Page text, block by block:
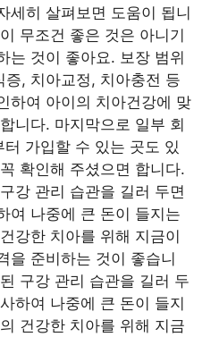
세히 살펴보면 도움이 됩니
무조건 좋은 것은 아니기
는 것이 좋아요. 보장 범위
증, 치아교정, 치아충전 등
하여 아이의 치아건강에 맞
니다. 마지막으로 일부 회
가입할 수 있는 곳도 있
확인해 주셨으면 합니다.
강 관리 습관을 길러 두면
여 나중에 큰 돈이 들지는
강한 치아를 위해 지금이
을 준비하는 것이 좋습니
구강 관리 습관을 길러 두
하여 나중에 큰 돈이 들지
건강한 치아를 위해 지금